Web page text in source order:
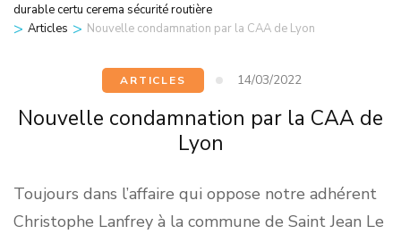
durable certu cerema sécurité routière
> Articles > Nouvelle condamnation par la CAA de Lyon
ARTICLES 14/03/2022
Nouvelle condamnation par la CAA de
Lyon
Toujours dans l’affaire qui oppose notre adhérent
Christophe Lanfrey à la commune de Saint Jean Le